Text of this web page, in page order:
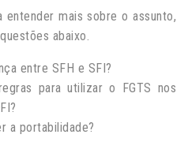
entender mais sobre o assunto,
abaixo.
entre SFH e SFI?
para utilizar o FGTS nos
a portabilidade?